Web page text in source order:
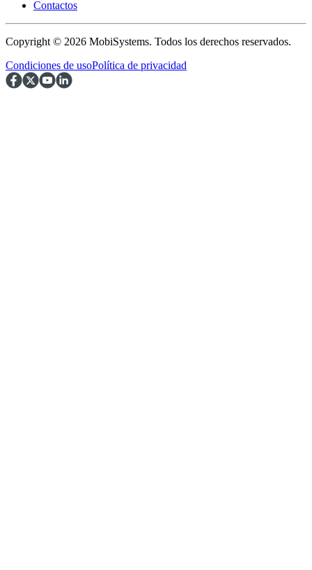
Contactos
Copyright © 2026 MobiSystems. Todos los derechos reservados.
Condiciones de usoPolítica de privacidad